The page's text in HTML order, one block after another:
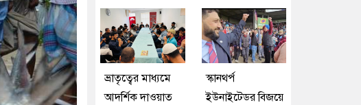
ভ্রাতৃত্বের মাধ্যমে
আদর্শিক দাওয়াত
স্কানথর্প
ইউনাইটেডর বিজয়ে